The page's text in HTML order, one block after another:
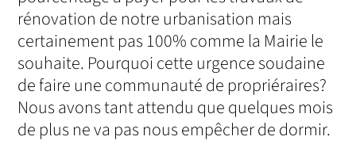
rénovation de notre urbanisation mais
certainement pas 100% comme la Mairie le
souhaite. Pourquoi cette urgence soudaine
de faire une communauté de propriéraires?
Nous avons tant attendu que quelques mois
de plus ne va pas nous empêcher de dormir.